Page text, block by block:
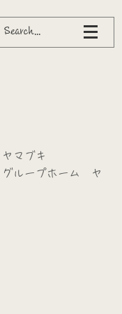
マブキ
ループホーム ヤ